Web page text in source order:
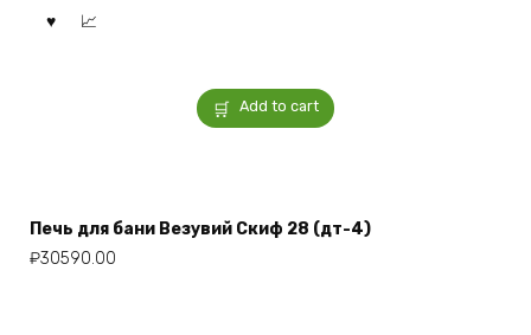
Add to cart
Печь для бани Везувий Скиф 28 (дт-4)
₽30590.00